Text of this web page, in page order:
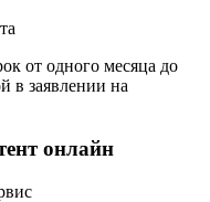
от одного месяца до
в заявлении на
онлайн